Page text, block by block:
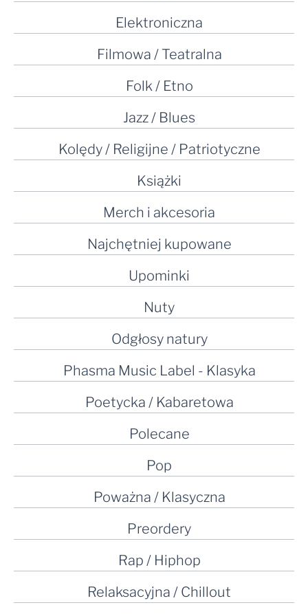
Elektroniczna
Filmowa / Teatralna
Folk / Etno
Jazz / Blues
Kolędy / Religijne / Patriotyczne
Książki
Merch i akcesoria
Najchętniej kupowane
Upominki
Nuty
Odgłosy natury
Phasma Music Label - Klasyka
Poetycka / Kabaretowa
Polecane
Pop
Poważna / Klasyczna
Preordery
Rap / Hiphop
Relaksacyjna / Chillout